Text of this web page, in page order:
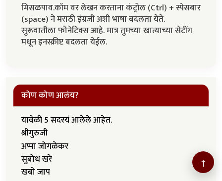
मिसळपाव.कॉम वर लेखन करताना कंट्रोल (Ctrl) + स्पेसबार
(space) ने मराठी इंग्रजी अशी भाषा बदलता येते.
सुरूवातीला फोनेटिक्स आहे. मात्र तुमच्या खात्याच्या सेटींग
मधून इनस्क्रीप्ट बदलता येईल.
कोण कोण आलंय?
यावेळी 5 सदस्यं आलेले आहेत.
श्रीगुरुजी
अप्पा जोगळेकर
सुबोध खरे
खबो जाप
↑